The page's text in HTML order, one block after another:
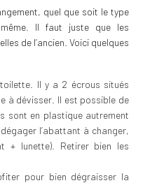
quel que soit le type
Il faut juste que les
de l’ancien. Voici quelques
Il y a 2 écrous situés
à dévisser. Il est possible de
sont en plastique autrement
l’abattant à changer,
+ lunette). Retirer bien les
pour bien dégraisser la